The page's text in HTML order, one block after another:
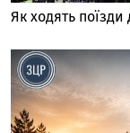
Як ходять